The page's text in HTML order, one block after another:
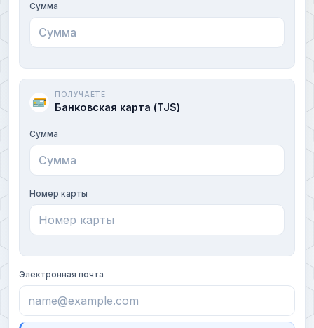
Сумма
ПОЛУЧАЕТЕ
Банковская карта (TJS)
Сумма
Номер карты
Электронная почта